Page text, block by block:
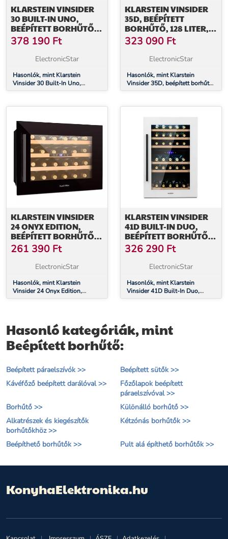
KLARSTEIN VINSIDER
30 BUILT-IN UNO,
BEÉPÍTETT BORHŰTŐ,
77 LITER, 30 PALACK,
ROZSDAMENTES ACÉL
378 190 Ft
ElectronicStar
Hasonlók, mint Klarstein
Vinsider 30 Built-In Uno,
beépített borhűtő, 77 liter, 30
KLARSTEIN VINSIDER
35D, BEÉPÍTETT
BORHŰTŐ, 128 LITER,
41 PALACK, 2 ZÓNA
323 090 Ft
ElectronicStar
Hasonlók, mint Klarstein
Vinsider 35D, beépített borhűtő,
128 liter, 41 palack, 2 zóna
KLARSTEIN VINSIDER
24 ONYX EDITION,
BEÉPÍTETT BORHŰTŐ,
G
ENERGIAHATÉKONYSÁGI
OSZTÁLY G OSZTÁLY
261 390 Ft
ElectronicStar
Hasonlók, mint Klarstein
Vinsider 24 Onyx Edition,
beépített borhűtő, G
KLARSTEIN VINSIDER
41D BUILT-IN DUO,
BEÉPÍTETT BORHŰTŐ,
QUARTZ EDITION
326 290 Ft
ElectronicStar
Hasonlók, mint Klarstein
Vinsider 41D Built-In Duo,
beépített borhűtő, Quartz
Hasonló kategóriák, mint
Beépített borhűtő:
Beépített páraelszívók >>
Beépített sütők >>
Kávéfőző beépített darálóval >>
Főzőlapok beépített
páraelszívóval >>
Borhűtő >>
Különálló borhűtő >>
Alkatrészek és kiegészítők
borhűtőkhöz >>
Kétzónás borhűtők >>
Beépíthető borhűtők >> Pult alá építhető borhűtők >>
KonyhaElektronika.hu